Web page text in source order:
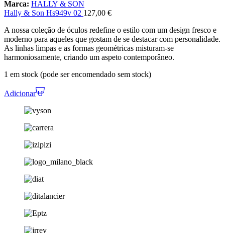
Marca: HALLY & SON
Hally & Son Hs949v 02 127,00 €
A nossa coleção de óculos redefine o estilo com um design fresco e
moderno para aqueles que gostam de se destacar com personalidade.
As linhas limpas e as formas geométricas misturam-se
harmoniosamente, criando um aspeto contemporâneo.
1 em stock (pode ser encomendado sem stock)
Adicionar